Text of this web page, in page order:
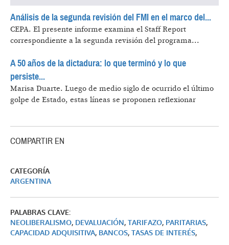
Análisis de la segunda revisión del FMI en el marco del...
CEPA. El presente informe examina el Staff Report
correspondiente a la segunda revisión del programa...
A 50 años de la dictadura: lo que terminó y lo que
persiste...
Marisa Duarte. Luego de medio siglo de ocurrido el último
golpe de Estado, estas líneas se proponen reflexionar
COMPARTIR EN
CATEGORÍA
ARGENTINA
PALABRAS CLAVE:
NEOLIBERALISMO, DEVALUACIÓN, TARIFAZO, PARITARIAS,
CAPACIDAD ADQUISITIVA, BANCOS, TASAS DE INTERÉS,